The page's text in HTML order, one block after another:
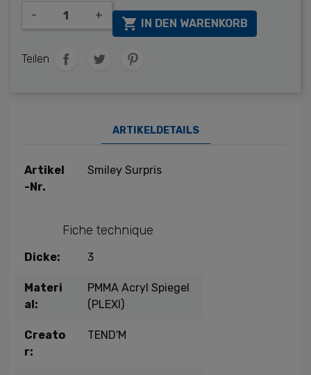
- +
 IN DEN WARENKORB
Teilen
ARTIKELDETAILS
Artikel
-Nr.
Smiley Surpris
Fiche technique
Dicke: 3
Materi
al:
PMMA Acryl Spiegel
(PLEXI)
Creato
r:
TEND'M